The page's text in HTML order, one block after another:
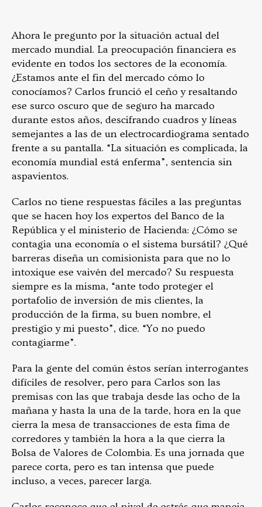
Ahora le pregunto por la situación actual del
mercado mundial. La preocupación financiera es
evidente en todos los sectores de la economía.
¿Estamos ante el fin del mercado cómo lo
conocíamos? Carlos frunció el ceño y resaltando
ese surco oscuro que de seguro ha marcado
durante estos años, descifrando cuadros y líneas
semejantes a las de un electrocardiograma sentado
frente a su pantalla. “La situación es complicada, la
economía mundial está enferma”, sentencia sin
aspavientos.
Carlos no tiene respuestas fáciles a las preguntas
que se hacen hoy los expertos del Banco de la
República y el ministerio de Hacienda: ¿Cómo se
contagia una economía o el sistema bursátil? ¿Qué
barreras diseña un comisionista para que no lo
intoxique ese vaivén del mercado? Su respuesta
siempre es la misma, “ante todo proteger el
portafolio de inversión de mis clientes, la
producción de la firma, su buen nombre, el
prestigio y mi puesto”, dice. “Yo no puedo
contagiarme”.
Para la gente del común éstos serían interrogantes
difíciles de resolver, pero para Carlos son las
premisas con las que trabaja desde las ocho de la
mañana y hasta la una de la tarde, hora en la que
cierra la mesa de transacciones de esta fima de
corredores y también la hora a la que cierra la
Bolsa de Valores de Colombia. Es una jornada que
parece corta, pero es tan intensa que puede
incluso, a veces, parecer larga.